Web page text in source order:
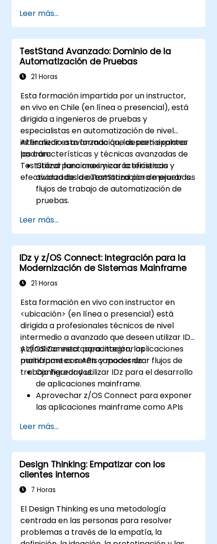
Integrar las pruebas automatizadas con
aplicaciones de Oracle APEX y .Net Core.
Aplicar técnicas de aprendizaje
automático para mejorar la
automatización de pruebas.
Transicionar eficazmente de las pruebas
Gestionar proyectos de pruebas
externalizadas y mantener los
estándares de calidad.
Leer más...
TestStand Avanzado: Dominio de la
Automatización de Pruebas
21 Horas
Esta formación impartida por un instructor,
en vivo en Chile (en línea o presencial), está
dirigida a ingenieros de pruebas y
especialistas en automatización de nivel
intermedio a avanzado que deseen explorar
las características y técnicas avanzadas de
TestStand para maximizar la eficiencia y
efectividad de la automatización de pruebas.
Al finalizar esta formación, los participantes
podrán:
Utilizar funciones y características
avanzadas de TestStand para mejorar los
flujos de trabajo de automatización de
pruebas.
desarrollar secuencias de prueba
avanzadas.
Implementar técnicas avanzadas de
procesamiento y generación de informes
de resultados.
Integrar TestStand con bases de datos
Aplicar las mejores prácticas para
mantener, gestionar, solucionar
problemas y depurar secuencias de
prueba complejas.
Leer más...
IDz y z/OS Connect: Integración para la
Modernización de Sistemas Mainframe
21 Horas
Esta formación en vivo con instructor en
<ubicación> (en línea o presencial) está
dirigida a profesionales técnicos de nivel
intermedio a avanzado que deseen utilizar IDz
y z/OS Connect para integrar aplicaciones
mainframe con APIs y modernizar flujos de
trabajo heredados.
Al finalizar esta capacitación, los
participantes serán capaces de:
Configurar y utilizar IDz para el desarrollo
de aplicaciones mainframe.
Aprovechar z/OS Connect para exponer
las aplicaciones mainframe como APIs
Integrar programas COBOL, CICS y DB2
con sistemas modernos.
Implementar mejores prácticas para la
seguridad de APIs y la optimización del
rendimiento.
Diagnosticar y depurar sistemas
Leer más...
Design Thinking: Empatizar con los
clientes internos
7 Horas
El Design Thinking es una metodología
centrada en las personas para resolver
problemas a través de la empatía, la